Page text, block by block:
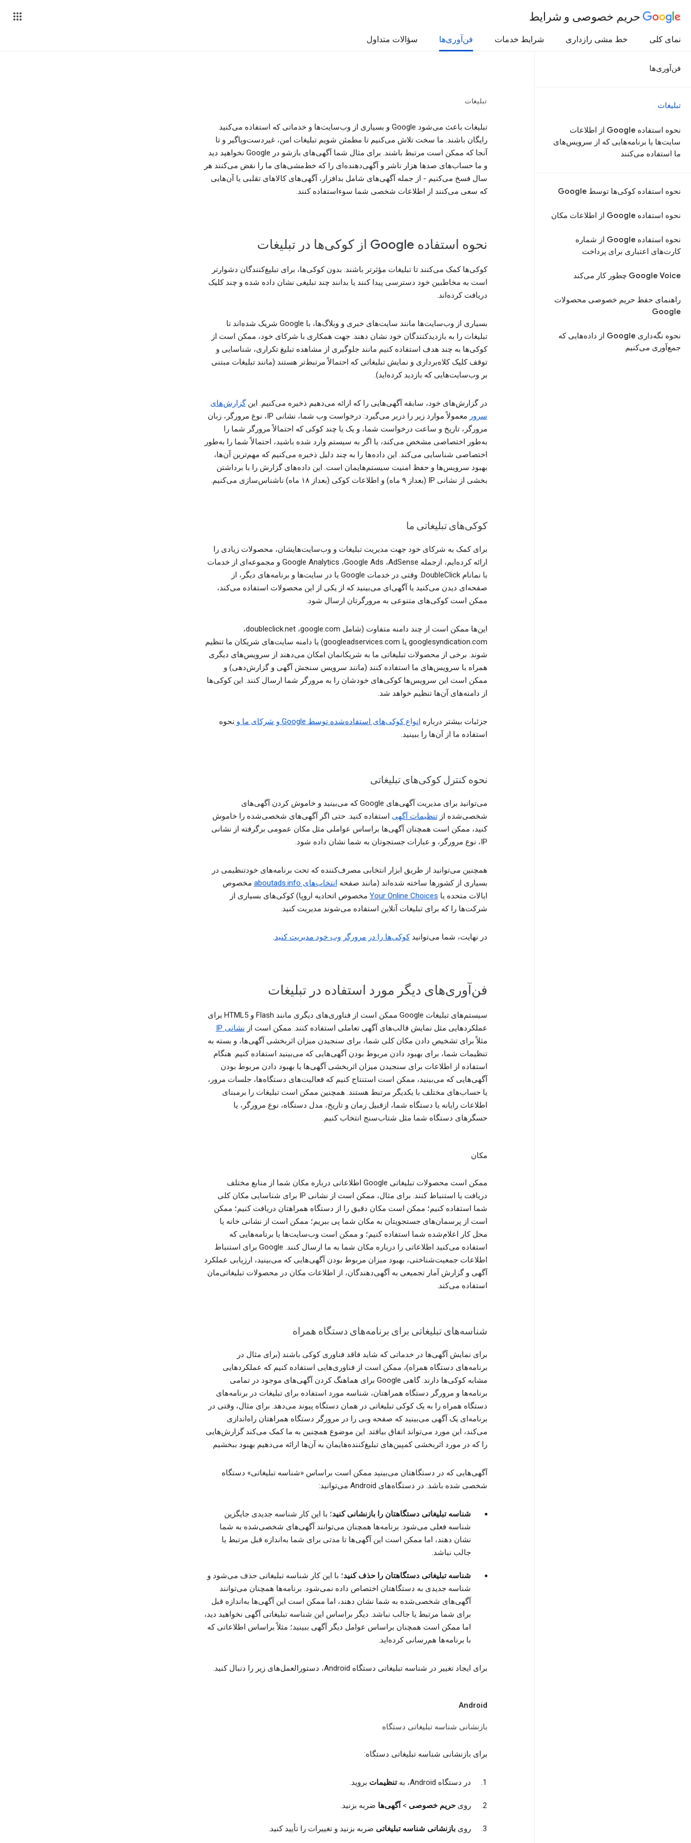
حریم خصوصی و شرایط
نمای کلی خط مشی رازداری شرایط خدمات فن‌آوری‌ها سؤالات متداول
فن‌آوری‌ها
تبلیغات
نحوه استفاده Google از اطلاعات
سایت‌ها یا برنامه‌هایی که از سرویس‌های
ما استفاده می‌کنند
نحوه استفاده کوکی‌ها توسط Google
نحوه استفاده Google از اطلاعات مکان
نحوه استفاده Google از شماره
کارت‌های اعتباری برای پرداخت
Google Voice چطور کار می‌کند
راهنمای حفظ حریم خصوصی محصولات
Google
نحوه نگه‌داری Google‌ از داده‌هایی که
جمع‌آوری می‌کنیم
تبلیغات
تبلیغات باعث می‌شود Google و بسیاری از وب‌سایت‌ها و خدماتی که استفاده می‌کنید
رایگان باشند. ما سخت تلاش می‌کنیم تا مطمئن شویم تبلیغات امن، غیردست‌وپاگیر و تا
آنجا که ممکن است مرتبط باشند. برای مثال شما آگهی‌های بازشو در Google نخواهید دید
و ما حساب‌های صدها هزار ناشر و آگهی‌دهنده‌ای را که خط‌مشی‌های ما را نقض می‌کنند هر
سال فسخ می‌کنیم - از جمله آگهی‌های شامل بدافزار، آگهی‌های کالاهای تقلبی یا آن‌هایی
که سعی می‌کنند از اطلاعات شخصی شما سوءاستفاده کنند.
نحوه استفاده Google از کوکی‌ها در تبلیغات
کوکی‌ها کمک می‌کنند تا تبلیغات مؤثرتر باشند. بدون کوکی‌ها، برای تبلیغ‌کنندگان دشوار‌تر
است به مخاطبین خود دسترسی پیدا کنند یا بدانند چند تبلیغی نشان داده شده و چند کلیک
دریافت کرده‌اند.
بسیاری از وب‌سایت‌ها مانند سایت‌های خبری و وبلاگ‌ها، با Google شریک شده‌اند تا
تبلیغات را به بازدیدکنندگان خود نشان دهند. جهت همکاری با شرکای خود، ممکن است از
کوکی‌ها به چند هدف استفاده کنیم مانند جلوگیری از مشاهده تبلیغ تکراری، شناسایی و
توقف کلیک کلاه‌برداری و نمایش تبلیغاتی که احتمالاً مرتبط‌تر هستند (مانند تبلیغات مبتنی
بر وب‌سایت‌هایی که بازدید کرده‌اید).
در گزارش‌های خود، سابقه آگهی‌هایی را که ارائه می‌دهیم ذخیره می‌کنیم. اینگزارش‌های
سرور
معمولاً موارد زیر را دربر می‌گیرد: درخواست وب شما، نشانی IP، نوع مرورگر، زبان
مرورگر، تاریخ و ساعت درخواست شما، و یک یا چند کوکی که احتمالاً مرورگر شما را
به‌طور اختصاصی مشخص می‌کند، یا اگر به سیستم وارد شده باشید، احتمالاً شما را به‌طور
اختصاصی شناسایی می‌کند. این داده‌ها را به چند دلیل ذخیره می‌کنیم که مهم‌ترین آن‌ها،
بهبود سرویس‌ها و حفظ امنیت سیستم‌هایمان است. این داده‌های گزارش را با برداشتن
بخشی از نشانی IP (بعداز ۹ ماه) و اطلاعات کوکی (بعداز ۱۸ ماه) ناشناس‌سازی می‌کنیم.
کوکی‌های تبلیغاتی ما
برای کمک به شرکای خود جهت مدیریت تبلیغات و وب‌سایت‌هایشان، محصولات زیادی را
ارائه کرده‌ایم، ازجمله AdSense‏، Google Ads‏، Google Analytics و مجموعه‌ای از خدمات
با نمانام DoubleClick. وقتی در خدمات Google یا در سایت‌ها و برنامه‌های دیگر، از
صفحه‌ای دیدن می‌کنید یا آگهی‌ای می‌بینید که از یکی از این محصولات استفاده می‌کند،
ممکن است کوکی‌های متنوعی به مرورگرتان ارسال شود.
این‌ها ممکن است از چند دامنه متفاوت (شامل google.com،‏ doubleclick.net،‏
googlesyndication.com یا googleadservices.com) یا دامنه سایت‌های شریکان ما تنظیم
شوند. برخی از محصولات تبلیغاتی ما به شریکانمان امکان می‌دهند از سرویس‌های دیگری
همراه با سرویس‌های ما استفاده کنند (مانند سرویس سنجش آگهی و گزارش‌دهی) و
ممکن است این سرویس‌ها کوکی‌های خودشان را به مرورگر شما ارسال کنند. این کوکی‌ها
از دامنه‌های آن‌ها تنظیم خواهد شد.
جزئیات بیشتر درباره انواع کوکی‌های استفاده‌شده توسط Google و شرکای ما و نحوه
استفاده ما از آن‌ها را ببینید.
نحوه کنترل کوکی‌های تبلیغاتی
می‌توانید برای مدیریت آگهی‌های Google که می‌بینید و خاموش کردن آگهی‌های
شخصی‌شده ازتنظیمات آگهی استفاده کنید. حتی اگر آگهی‌های شخصی‌شده را خاموش
کنید، ممکن است همچنان آگهی‌ها براساس عواملی مثل مکان عمومی برگرفته از نشانی
IP، نوع مرورگر، و عبارات جستجوتان به شما نشان داده شود.
همچنین می‌توانید از طریق ابزار انتخابی مصرف‌کننده که تحت برنامه‌های خودتنظیمی در
بسیاری از کشورها ساخته شده‌اند (مانند صفحه انتخاب‌‌های aboutads.info
مخصوص
ایالات متحده یا Your Online Choices مخصوص اتحادیه اروپا) کو‌کی‌های بسیاری از
شرکت‌ها را که برای تبلیغات آنلاین استفاده می‌شوند مدیریت کنید.
در نهایت، شما می‌توانیدکوکی‌ها را در مرورگر وب خود مدیریت کنید.
فن‌آوری‌های دیگر مورد استفاده در تبلیغات
سیستم‌های تبلیغات Google ممکن است از فناوری‌های دیگری مانند Flash و HTML5 برای
عملکردهایی مثل نمایش قالب‌های آگهی تعاملی استفاده کنند. ممکن است از نشانی IP
مثلاً برای تشخیص دادن مکان کلی شما، برای سنجیدن میزان اثربخشی آگهی‌ها، و بسته به
تنظیمات شما، برای بهبود دادن مربوط بودن آگهی‌هایی که می‌بینید استفاده کنیم. هنگام
استفاده از اطلاعات برای سنجیدن میزان اثربخشی آگهی‌ها یا بهبود دادن مربوط بودن
آگهی‌هایی که می‌بینید، ممکن است استنتاج کنیم که فعالیت‌های دستگاه‌ها، جلسات مرور،
یا حساب‌های مختلف با یکدیگر مرتبط هستند. همچنین ممکن است تبلیغات را برمبنای
اطلاعات رایانه یا دستگاه شما، ازقبیل زمان و تاریخ، مدل دستگاه، نوع مرورگر، یا
حسگرهای دستگاه شما مثل شتاب‌سنج انتخاب کنیم.
مکان
ممکن است محصولات تبلیغاتی Google اطلاعاتی درباره مکان شما از منابع مختلف
دریافت یا استنباط کنند. برای مثال، ممکن است از نشانی IP برای شناسایی مکان کلی
شما استفاده کنیم؛ ممکن است مکان دقیق را از دستگاه همراهتان دریافت کنیم؛ ممکن
است از پرسمان‌های جستجویتان به مکان شما پی ببریم؛ ممکن است از نشانی خانه یا
محل کار اعلام‌شده شما استفاده کنیم؛ و ممکن است وب‌سایت‌ها یا برنامه‌هایی که
استفاده می‌کنید اطلاعاتی را درباره مکان شما به ما ارسال کنند. Google برای استنباط
اطلاعات جمعیت‌شناختی، بهبود میزان مربوط بودن آگهی‌هایی که می‌بینید، ارزیابی عملکرد
آگهی و گزارش آمار تجمیعی به آگهی‌دهندگان، از اطلاعات مکان در محصولات تبلیغاتی‌مان
استفاده می‌کند.
شناسه‌های تبلیغاتی برای برنامه‌های دستگاه‌ همراه
برای نمایش آگهی‌ها در خدماتی که شاید فاقد فناوری کوکی باشند (برای مثال در
برنامه‌های دستگاه همراه)، ممکن است از فناوری‌هایی استفاده کنیم که عملکردهایی
مشابه کوکی‌ها دارند. گاهی Google برای هماهنگ کردن آگهی‌های موجود در تمامی
برنامه‌ها و مرورگر دستگاه همراهتان، شناسه مورد استفاده برای تبلیغات در برنامه‌های
دستگاه همراه را به یک کوکی تبلیغاتی در همان دستگاه پیوند می‌دهد. برای مثال، وقتی در
برنامه‌ای یک آگهی می‌بینید که صفحه وبی را در مرورگر دستگاه همراهتان راه‌اندازی
می‌کند، این مورد می‌تواند اتفاق بیافتد. این موضوع همچنین به ما کمک می‌کند گزارش‌هایی
را که در مورد اثر‌بخشی کمپین‌های تبلیغ‌کننده‌هایمان به آن‌ها ارائه می‌دهیم بهبود ببخشیم.
آگهی‌هایی که در دستگاهتان می‌بینید ممکن است براساس «شناسه تبلیغاتی» دستگاه
شخصی شده باشد. در دستگاه‌های Android می‌توانید:
شناسه تبلیغاتی دستگاهتان را بازنشانی کنید؛ با این کار شناسه جدیدی جایگزین
شناسه فعلی می‌شود. برنامه‌ها همچنان می‌توانند آگهی‌های شخصی‌شده به شما
نشان دهند، اما ممکن است این آگهی‌ها تا مدتی برای شما به‌اندازه قبل مرتبط یا
جالب نباشد.
شناسه تبلیغاتی دستگاهتان را حذف کنید؛ با این کار شناسه تبلیغاتی حذف می‌شود و
شناسه جدیدی به دستگاهتان اختصاص داده نمی‌شود. برنامه‌ها همچنان می‌توانند
آگهی‌های شخصی‌شده به شما نشان دهند، اما ممکن است این آگهی‌ها به‌اندازه قبل
برای شما مرتبط یا جالب نباشد. دیگر براساس این شناسه تبلیغاتی آگهی نخواهید دید،
اما ممکن است همچنان براساس عوامل دیگر آگهی ببینید؛ مثلاً براساس اطلاعاتی که
با برنامه‌ها هم‌رسانی کرده‌اید.
برای ایجاد تغییر در شناسه تبلیغاتی دستگاه Android، دستورالعمل‌های زیر را دنبال کنید.
Android
بازنشانی شناسه تبلیغاتی دستگاه
برای بازنشانی شناسه تبلیغاتی دستگاه:
در دستگاه Android، به تنظیمات بروید.
رویحریم خصوصی > آگهی‌ها ضربه بزنید.
رویبازنشانی شناسه تبلیغاتی ضربه بزنید و تغییرات را تأیید کنید.